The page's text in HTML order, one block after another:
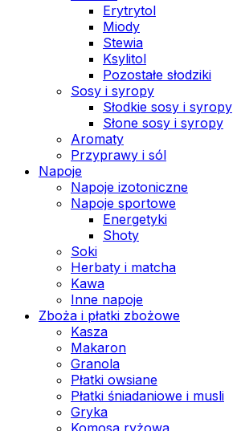
Erytrytol
Miody
Stewia
Ksylitol
Pozostałe słodziki
Sosy i syropy
Słodkie sosy i syropy
Słone sosy i syropy
Aromaty
Przyprawy i sól
Napoje
Napoje izotoniczne
Napoje sportowe
Energetyki
Shoty
Soki
Herbaty i matcha
Kawa
Inne napoje
Zboża i płatki zbożowe
Kasza
Makaron
Granola
Płatki owsiane
Płatki śniadaniowe i musli
Gryka
Komosa ryżowa